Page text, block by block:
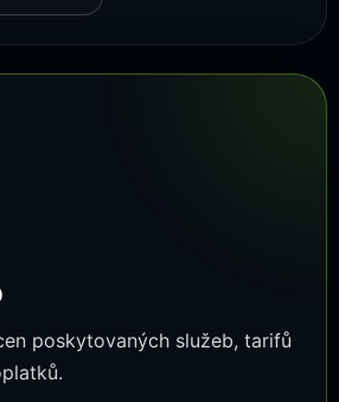
poskytovaných služeb, tarifů